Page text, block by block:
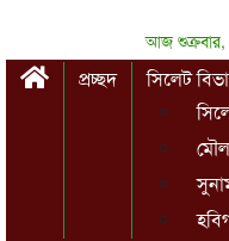
আজ শুক্রবার,
প্রচ্ছদ
সিলেট